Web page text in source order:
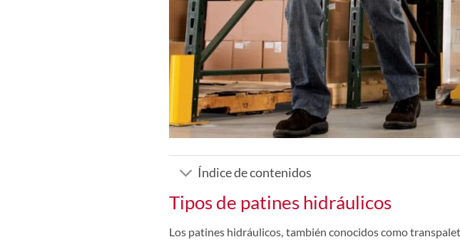
Índice de contenidos
Tipos de patines hidráulicos
Los patines hidráulicos, también conocidos como